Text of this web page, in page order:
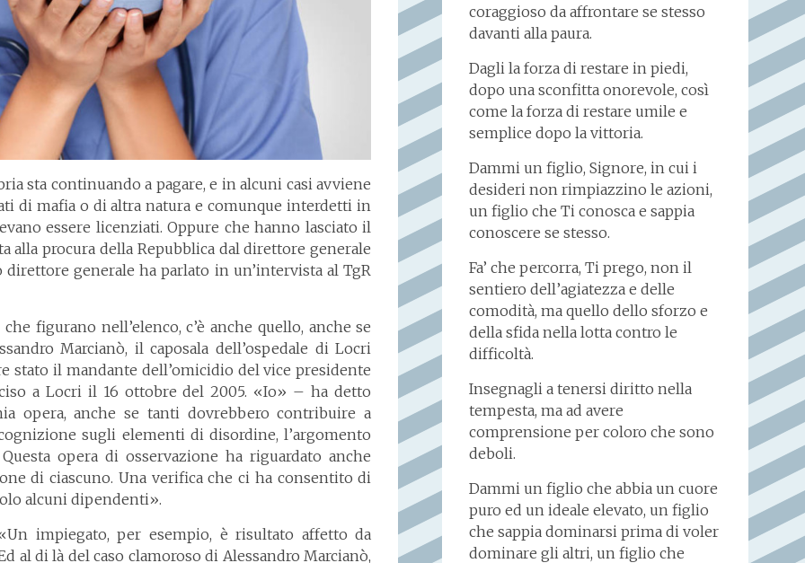
sta continuando a pagare, e in alcuni casi avviene
di mafia o di altra natura e comunque interdetti in
essere licenziati. Oppure che hanno lasciato il
alla procura della Repubblica dal direttore generale
generale ha parlato in un’intervista al TgR
figurano nell’elenco, c’è anche quello, anche se
Marcianò, il caposala dell’ospedale di Locri
stato il mandante dell’omicidio del vice presidente
a Locri il 16 ottobre del 2005. «Io» – ha detto
opera, anche se tanti dovrebbero contribuire a
sugli elementi di disordine, l’argomento
opera di osservazione ha riguardato anche
di ciascuno. Una verifica che ci ha consentito di
alcuni dipendenti».
«Un impiegato, per esempio, è risultato affetto da
al di là del caso clamoroso di Alessandro Marcianò,
coraggioso da affrontare se stesso
davanti alla paura.
Dagli la forza di restare in piedi,
dopo una sconfitta onorevole, così
come la forza di restare umile e
semplice dopo la vittoria.
Dammi un figlio, Signore, in cui i
desideri non rimpiazzino le azioni,
un figlio che Ti conosca e sappia
conoscere se stesso.
Fa’ che percorra, Ti prego, non il
sentiero dell’agiatezza e delle
comodità, ma quello dello sforzo e
della sfida nella lotta contro le
difficoltà.
Insegnagli a tenersi diritto nella
tempesta, ma ad avere
comprensione per coloro che sono
deboli.
Dammi un figlio che abbia un cuore
puro ed un ideale elevato, un figlio
che sappia dominarsi prima di voler
dominare gli altri, un figlio che